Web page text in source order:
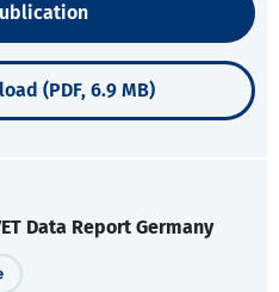
(PDF, 6.9 MB)
Data Report Germany